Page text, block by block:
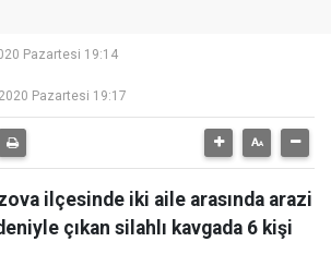
Pazartesi 19:14
Pazartesi 19:17
ilçesinde iki aile arasında arazi
çıkan silahlı kavgada 6 kişi